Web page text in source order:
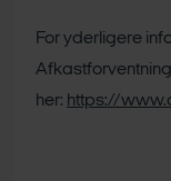
For yderligere
her: https://